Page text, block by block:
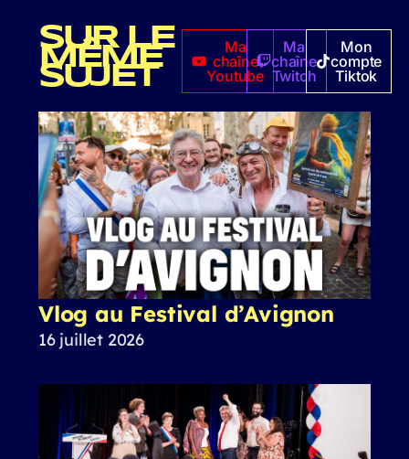
SUR LE
MÊME
SUJET
Ma
chaîne
Youtube
Ma
chaîne
Twitch
Mon
compte
Tiktok
Vlog au Festival d’Avignon
16 juillet 2026